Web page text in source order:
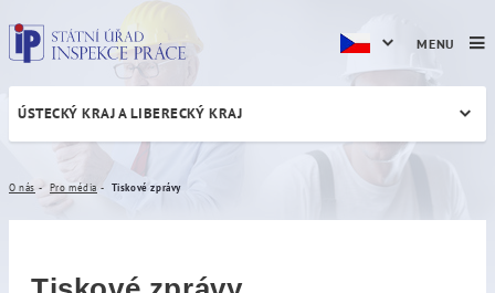
Tiskové zprávy
ÚSTECKÝ KRAJ A LIBERECKÝ KRAJ
O nás Pro média Tiskové zprávy
MENU